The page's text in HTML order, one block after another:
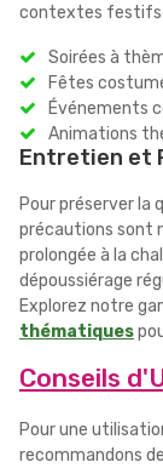
contextes festifs
Soirées à
Fêtes
Événements
Animations
Entretien et
Pour préserver la
précautions sont
prolongée à la
dépoussiérage
Explorez notre
thématiques
Conseils
Pour une
recommandons